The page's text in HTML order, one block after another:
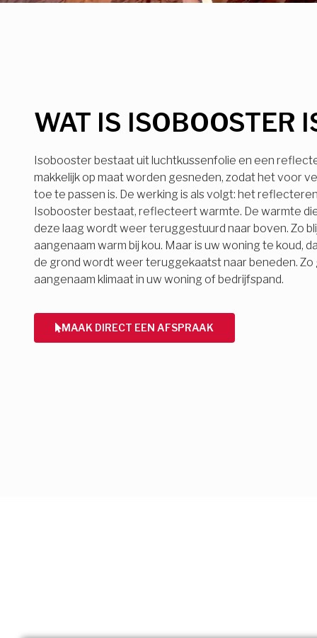
WAT IS ISOBOOSTER
Isobooster bestaat uit luchtkussenfolie en een
makkelijk op maat worden gesneden, zodat het voor
toe te passen is. De werking is als volgt: het
Isobooster bestaat, reflecteert warmte. De warmte
deze laag wordt weer teruggestuurd naar boven. Zo
aangenaam warm bij kou. Maar is uw woning te koud,
de grond wordt weer teruggekaatst naar beneden. Zo
aangenaam klimaat in uw woning of bedrijfspand.
MAAK DIRECT EEN AFSPRAAK